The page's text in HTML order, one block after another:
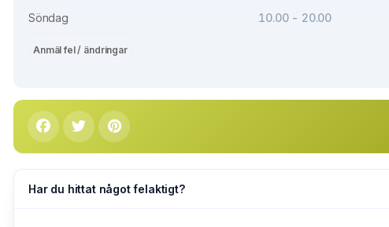
Söndag
10.00 - 20.00
Anmäl fel / ändringar
Har du hittat något felaktigt?